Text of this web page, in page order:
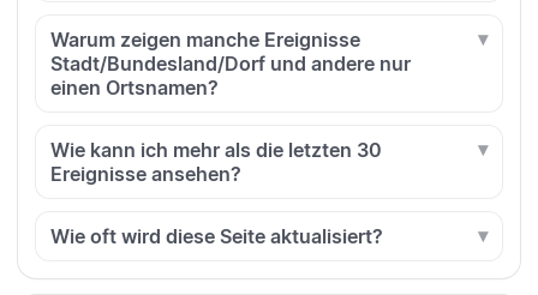
Warum zeigen manche Ereignisse
Stadt/Bundesland/Dorf und andere nur
einen Ortsnamen?
Wie kann ich mehr als die letzten 30
Ereignisse ansehen?
Wie oft wird diese Seite aktualisiert?